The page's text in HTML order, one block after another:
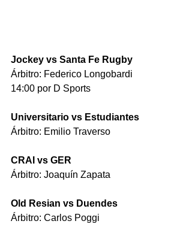
Jockey vs Santa Fe Rugby
Árbitro: Federico Longobardi
14:00 por D Sports
Universitario vs Estudiantes
Árbitro: Emilio Traverso
CRAI vs GER
Árbitro: Joaquín Zapata
Old Resian vs Duendes
Árbitro: Carlos Poggi